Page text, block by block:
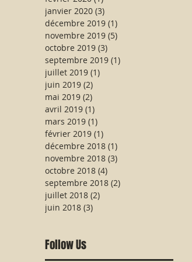
janvier 2020 (3)
décembre 2019 (1)
novembre 2019 (5)
octobre 2019 (3)
septembre 2019 (1)
juillet 2019 (1)
juin 2019 (2)
mai 2019 (2)
avril 2019 (1)
mars 2019 (1)
février 2019 (1)
décembre 2018 (1)
novembre 2018 (3)
octobre 2018 (4)
septembre 2018 (2)
juillet 2018 (2)
juin 2018 (3)
Follow Us